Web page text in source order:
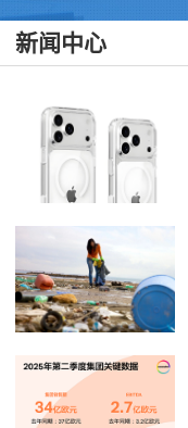
新闻中心